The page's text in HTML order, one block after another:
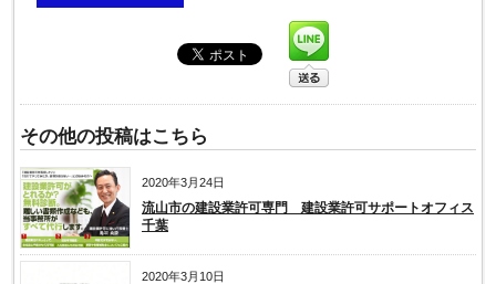
その他の投稿はこちら
2020年3月24日
流山市の建設業許可専門 建設業許可サポートオフィス
千葉
2020年3月10日